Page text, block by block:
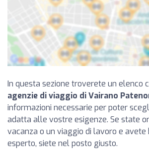
In questa sezione troverete un elenco
agenzie di viaggio di Vairano
informazioni necessarie per poter
adatta alle vostre esigenze. Se state
vacanza o un viaggio di lavoro e avete
esperto, siete nel posto giusto.